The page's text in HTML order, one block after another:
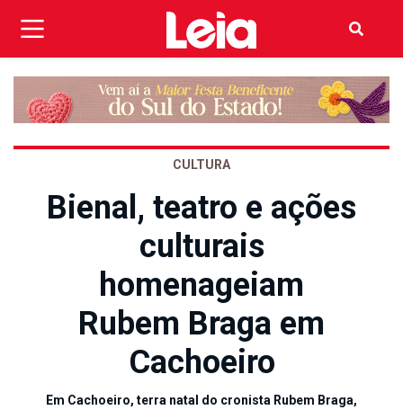
CULTURA
Bienal, teatro e ações
culturais
homenageiam
Rubem Braga em
Cachoeiro
Em Cachoeiro, terra natal do cronista Rubem Braga,